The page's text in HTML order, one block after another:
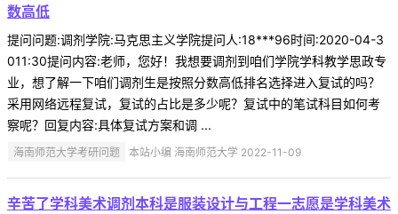
数高低
提问问题:调剂学院:马克思主义学院提问人:18***96时间:2020-04-3
011:30提问内容:老师，您好！我想要调剂到咱们学院学科教学思政专
业，想了解一下咱们调剂生是按照分数高低排名选择进入复试的吗？
采用网络远程复试，复试的占比是多少呢？复试中的笔试科目如何考
察呢？回复内容:具体复试方案和调 ...
海南师范大学考研问题 本站小编 海南师范大学 2022-11-09
辛苦了学科美术调剂本科是服装设计与工程一志愿是学科美术